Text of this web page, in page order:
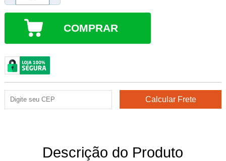
COMPRAR
Descrição do Produto